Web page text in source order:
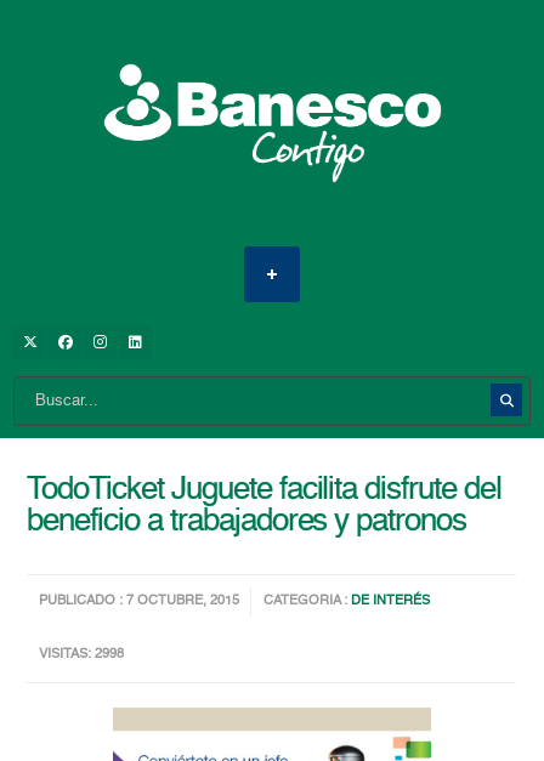
TodoTicket Juguete facilita disfrute del
beneficio a trabajadores y patronos
PUBLICADO : 7 OCTUBRE, 2015 CATEGORIA :DE INTERÉS
VISITAS: 2998